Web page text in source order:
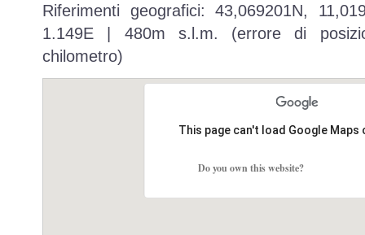
Riferimenti geografici: 43,069201N,
1.149E | 480m s.l.m. (errore di
chilometro)
This page can't load Google
Do you own this website?